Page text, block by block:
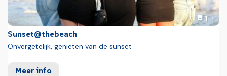
Sunset@thebeach
Onvergetelijk, genieten van de sunset
Meer info
Vorige foto
1Foto